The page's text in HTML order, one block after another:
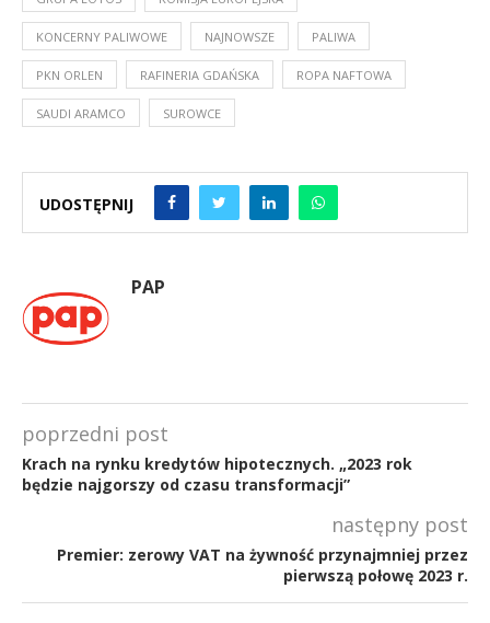
KONCERNY PALIWOWE NAJNOWSZE PALIWA
PKN ORLEN RAFINERIA GDAŃSKA ROPA NAFTOWA
SAUDI ARAMCO SUROWCE
UDOSTĘPNIJ
PAP
poprzedni post
Krach na rynku kredytów hipotecznych. „2023 rok
będzie najgorszy od czasu transformacji”
następny post
Premier: zerowy VAT na żywność przynajmniej przez
pierwszą połowę 2023 r.